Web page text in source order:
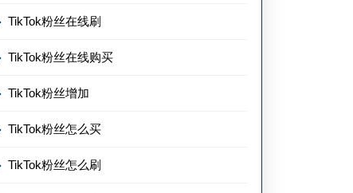
TikTok粉丝在线刷
TikTok粉丝在线购买
TikTok粉丝增加
TikTok粉丝怎么买
TikTok粉丝怎么刷